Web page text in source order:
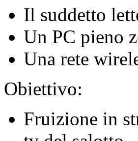
Il suddetto
Un PC pieno
Una rete
Obiettivo:
Fruizione in